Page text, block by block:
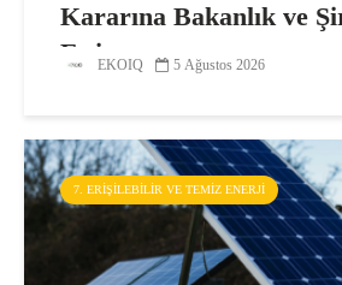
Kararına Bakanlık ve
EttiEKOIQ 5 Ağustos 2026
7. ERIŞILEBILIR VE TEMIZ ENERJI